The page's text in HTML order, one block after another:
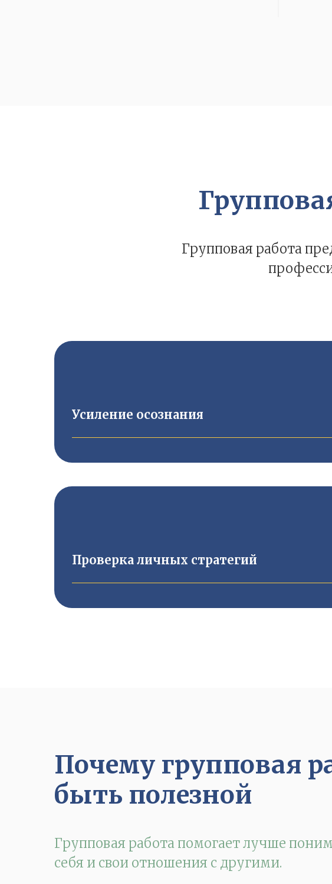
Групповая работа
Усиление осознания
Проверка личных стратегий
Почему групповая
быть полезной
Групповая работа помогает лучше
себя и свои отношения с другими.